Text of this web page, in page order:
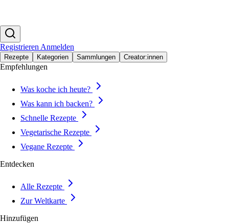
Registrieren Anmelden
Rezepte Kategorien Sammlungen Creator:innen
Empfehlungen
Was koche ich heute?
Was kann ich backen?
Schnelle Rezepte
Vegetarische Rezepte
Vegane Rezepte
Entdecken
Alle Rezepte
Zur Weltkarte
Hinzufügen